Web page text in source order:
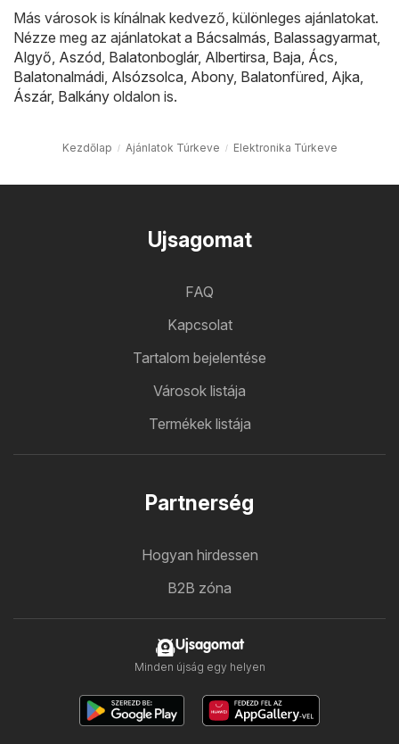
Más városok is kínálnak kedvező, különleges ajánlatokat.
Nézze meg az ajánlatokat a Bácsalmás Balassagyarmat
Algyő Aszód Balatonboglár, Albertirsa Baja Ács
Balatonalmádi Alsózsolca Abony, Balatonfüred Ajka
Ászár, Balkány oldalon is.
Kezdőlap Ajánlatok Túrkeve Elektronika Túrkeve
Ujsagomat
FAQ
Kapcsolat
Tartalom bejelentése
Városok listája
Termékek listája
Partnerség
Hogyan hirdessen
B2B zóna
Ujsagomat
Minden újság egy helyen